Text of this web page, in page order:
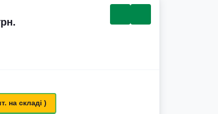
на складі )